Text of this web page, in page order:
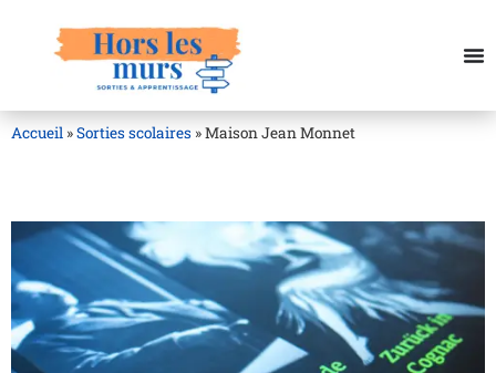
Accueil »Sorties scolaires »Maison Jean Monnet